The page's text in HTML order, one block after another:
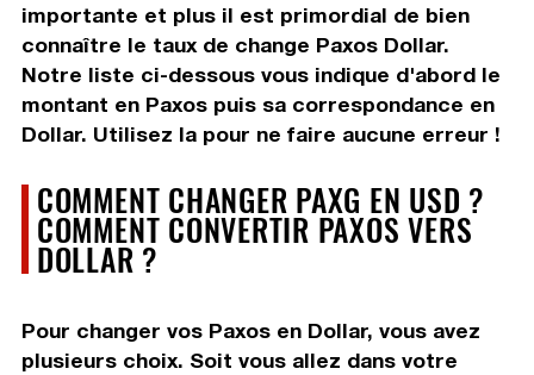
importante et plus il est primordial de bien
connaître le taux de change Paxos Dollar.
Notre liste ci-dessous vous indique d'abord le
montant en Paxos puis sa correspondance en
Dollar. Utilisez la pour ne faire aucune erreur !
COMMENT CHANGER PAXG EN USD ?
COMMENT CONVERTIR PAXOS VERS
DOLLAR ?
Pour changer vos Paxos en Dollar, vous avez
plusieurs choix. Soit vous allez dans votre